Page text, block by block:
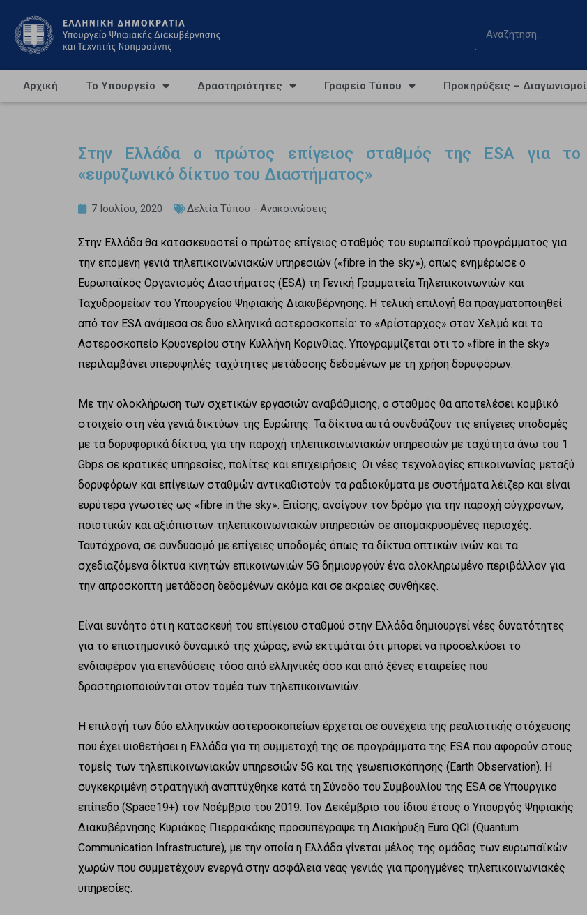
Αρχική Το Υπουργείο Δραστηριότητες Γραφείο Τύπου Προκηρύξεις – Διαγωνισμοί
Στην Ελλάδα ο πρώτος επίγειος σταθμός της ESA για το
«ευρυζωνικό δίκτυο του Διαστήματος»
7 Ιουλίου, 2020 Δελτία Τύπου - Ανακοινώσεις
Στην Ελλάδα θα κατασκευαστεί ο πρώτος επίγειος σταθμός του ευρωπαϊκού προγράμματος για
την επόμενη γενιά τηλεπικοινωνιακών υπηρεσιών («fibre in the sky»), όπως ενημέρωσε ο
Ευρωπαϊκός Οργανισμός Διαστήματος (ESA) τη Γενική Γραμματεία Τηλεπικοινωνιών και
Ταχυδρομείων του Υπουργείου Ψηφιακής Διακυβέρνησης. Η τελική επιλογή θα πραγματοποιηθεί
από τον ESA ανάμεσα σε δυο ελληνικά αστεροσκοπεία: το «Αρίσταρχος» στον Χελμό και το
Αστεροσκοπείο Κρυονερίου στην Κυλλήνη Κορινθίας. Υπογραμμίζεται ότι το «fibre in the sky»
περιλαμβάνει υπερυψηλές ταχύτητες μετάδοσης δεδομένων με τη χρήση δορυφόρων.
Με την ολοκλήρωση των σχετικών εργασιών αναβάθμισης, ο σταθμός θα αποτελέσει κομβικό
στοιχείο στη νέα γενιά δικτύων της Ευρώπης. Τα δίκτυα αυτά συνδυάζουν τις επίγειες υποδομές
με τα δορυφορικά δίκτυα, για την παροχή τηλεπικοινωνιακών υπηρεσιών με ταχύτητα άνω του 1
Gbps σε κρατικές υπηρεσίες, πολίτες και επιχειρήσεις. Οι νέες τεχνολογίες επικοινωνίας μεταξύ
δορυφόρων και επίγειων σταθμών αντικαθιστούν τα ραδιοκύματα με συστήματα λέιζερ και είναι
ευρύτερα γνωστές ως «fibre in the sky». Επίσης, ανοίγουν τον δρόμο για την παροχή σύγχρονων,
ποιοτικών και αξιόπιστων τηλεπικοινωνιακών υπηρεσιών σε απομακρυσμένες περιοχές.
Ταυτόχρονα, σε συνδυασμό με επίγειες υποδομές όπως τα δίκτυα οπτικών ινών και τα
σχεδιαζόμενα δίκτυα κινητών επικοινωνιών 5G δημιουργούν ένα ολοκληρωμένο περιβάλλον για
την απρόσκοπτη μετάδοση δεδομένων ακόμα και σε ακραίες συνθήκες.
Είναι ευνόητο ότι η κατασκευή του επίγειου σταθμού στην Ελλάδα δημιουργεί νέες δυνατότητες
για το επιστημονικό δυναμικό της χώρας, ενώ εκτιμάται ότι μπορεί να προσελκύσει το
ενδιαφέρον για επενδύσεις τόσο από ελληνικές όσο και από ξένες εταιρείες που
δραστηριοποιούνται στον τομέα των τηλεπικοινωνιών.
Η επιλογή των δύο ελληνικών αστεροσκοπείων έρχεται σε συνέχεια της ρεαλιστικής στόχευσης
που έχει υιοθετήσει η Ελλάδα για τη συμμετοχή της σε προγράμματα της ESA που αφορούν στους
τομείς των τηλεπικοινωνιακών υπηρεσιών 5G και της γεωεπισκόπησης (Earth Observation). Η
συγκεκριμένη στρατηγική αναπτύχθηκε κατά τη Σύνοδο του Συμβουλίου της ESA σε Υπουργικό
επίπεδο (Space19+) τον Νοέμβριο του 2019. Τον Δεκέμβριο του ίδιου έτους ο Υπουργός Ψηφιακής
Διακυβέρνησης Κυριάκος Πιερρακάκης προσυπέγραψε τη Διακήρυξη Euro QCI (Quantum
Communication Infrastructure), με την οποία η Ελλάδα γίνεται μέλος της ομάδας των ευρωπαϊκών
χωρών που συμμετέχουν ενεργά στην ασφάλεια νέας γενιάς για προηγμένες τηλεπικοινωνιακές
υπηρεσίες.